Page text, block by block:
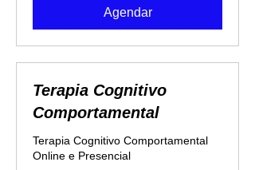
Agendar
Terapia Cognitivo
Comportamental
Terapia Cognitivo Comportamental
Online e Presencial